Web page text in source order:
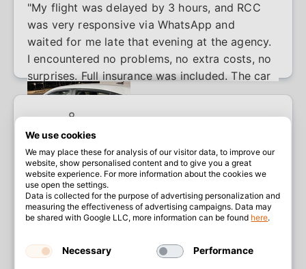
"My flight was delayed by 3 hours, and RCC
was very responsive via WhatsApp and
waited for me late that evening at the agency.
I encountered no problems, no extra costs, no
surprises. Full insurance was included. The car
had 71,000 km on it and was running well."
Rick Tong
Recenzent Google
Scor 5 din 5
"I was very impressed with Rental Center! A
few car rental places I researched in Heraklion
We use cookies
We may place these for analysis of our visitor data, to improve our
website, show personalised content and to give you a great
website experience. For more information about the cookies we
use open the settings.
Data is collected for the purpose of advertising personalization and
measuring the effectiveness of advertising campaigns. Data may
be shared with Google LLC, more information can be found here.
Necessary Performance